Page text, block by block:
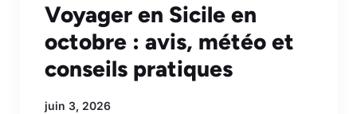
Voyager en Sicile en
octobre : avis, météo et
conseils pratiques
juin 3, 2026